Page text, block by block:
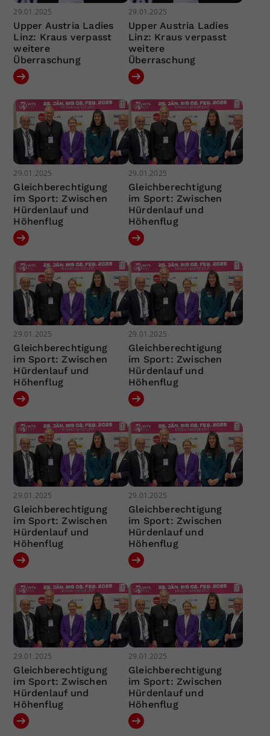
29.01.2025
Upper Austria Ladies
Linz: Kraus verpasst
weitere
Überraschung
29.01.2025
Upper Austria Ladies
Linz: Kraus verpasst
weitere
Überraschung
29.01.2025
Gleichberechtigung
im Sport: Zwischen
Hürdenlauf und
Höhenflug
29.01.2025
Gleichberechtigung
im Sport: Zwischen
Hürdenlauf und
Höhenflug
29.01.2025
Gleichberechtigung
im Sport: Zwischen
Hürdenlauf und
Höhenflug
29.01.2025
Gleichberechtigung
im Sport: Zwischen
Hürdenlauf und
Höhenflug
29.01.2025
Gleichberechtigung
im Sport: Zwischen
Hürdenlauf und
Höhenflug
29.01.2025
Gleichberechtigung
im Sport: Zwischen
Hürdenlauf und
Höhenflug
29.01.2025
Gleichberechtigung
im Sport: Zwischen
Hürdenlauf und
Höhenflug
29.01.2025
Gleichberechtigung
im Sport: Zwischen
Hürdenlauf und
Höhenflug